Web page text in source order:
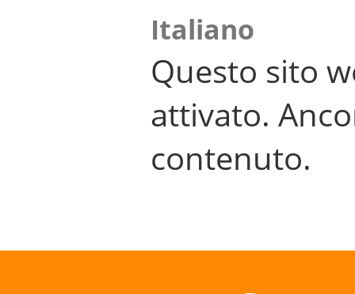
Italiano
Questo sito
attivato.
contenuto.